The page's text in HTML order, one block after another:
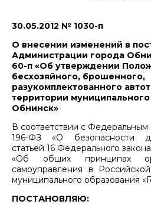
30.05.2012 № 1030-п
О внесении изменений в
Администрации города
60-п «Об утверждении
бесхозяйного, брошенного,
разукомплектованного
территории
Обнинск»
В соответствии с Федеральным
196-ФЗ «О безопасности
статьей 16 Федерального
«Об общих принципах
самоуправления в
муниципального образования
ПОСТАНОВЛЯЮ: